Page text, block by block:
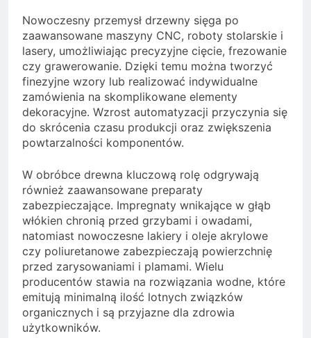
Nowoczesny przemysł drzewny sięga po
zaawansowane maszyny CNC, roboty stolarskie i
lasery, umożliwiając precyzyjne cięcie, frezowanie
czy grawerowanie. Dzięki temu można tworzyć
finezyjne wzory lub realizować indywidualne
zamówienia na skomplikowane elementy
dekoracyjne. Wzrost automatyzacji przyczynia się
do skrócenia czasu produkcji oraz zwiększenia
powtarzalności komponentów.
W obróbce drewna kluczową rolę odgrywają
również zaawansowane preparaty
zabezpieczające. Impregnaty wnikające w głąb
włókien chronią przed grzybami i owadami,
natomiast nowoczesne lakiery i oleje akrylowe
czy poliuretanowe zabezpieczają powierzchnię
przed zarysowaniami i plamami. Wielu
producentów stawia na rozwiązania wodne, które
emitują minimalną ilość lotnych związków
organicznych i są przyjazne dla zdrowia
użytkowników.